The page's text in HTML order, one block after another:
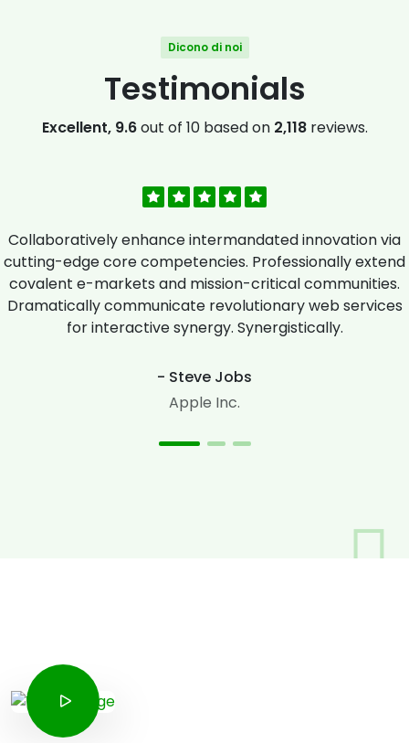
Dicono di noi
Testimonials
Excellent, 9.6out of 10 based on 2,118reviews.
Collaboratively enhance intermandated innovation via
cutting-edge core competencies. Professionally extend
covalent e-markets and mission-critical communities.
Dramatically communicate revolutionary web services
for interactive synergy. Synergistically.
- Steve Jobs
Apple Inc.